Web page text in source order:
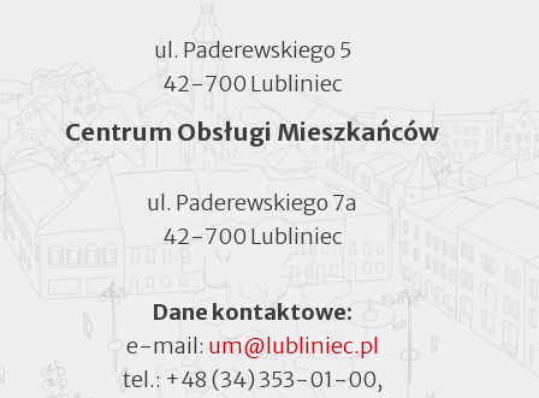
ul. Paderewskiego 5
42-700 Lubliniec
Centrum Obsługi Mieszkańców
ul. Paderewskiego 7a
42-700 Lubliniec
Dane kontaktowe:
e-mail: um@lubliniec.pl
tel.: +48 (34) 353-01-00,